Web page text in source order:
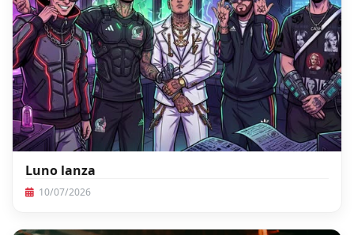
Luno lanza
10/07/2026